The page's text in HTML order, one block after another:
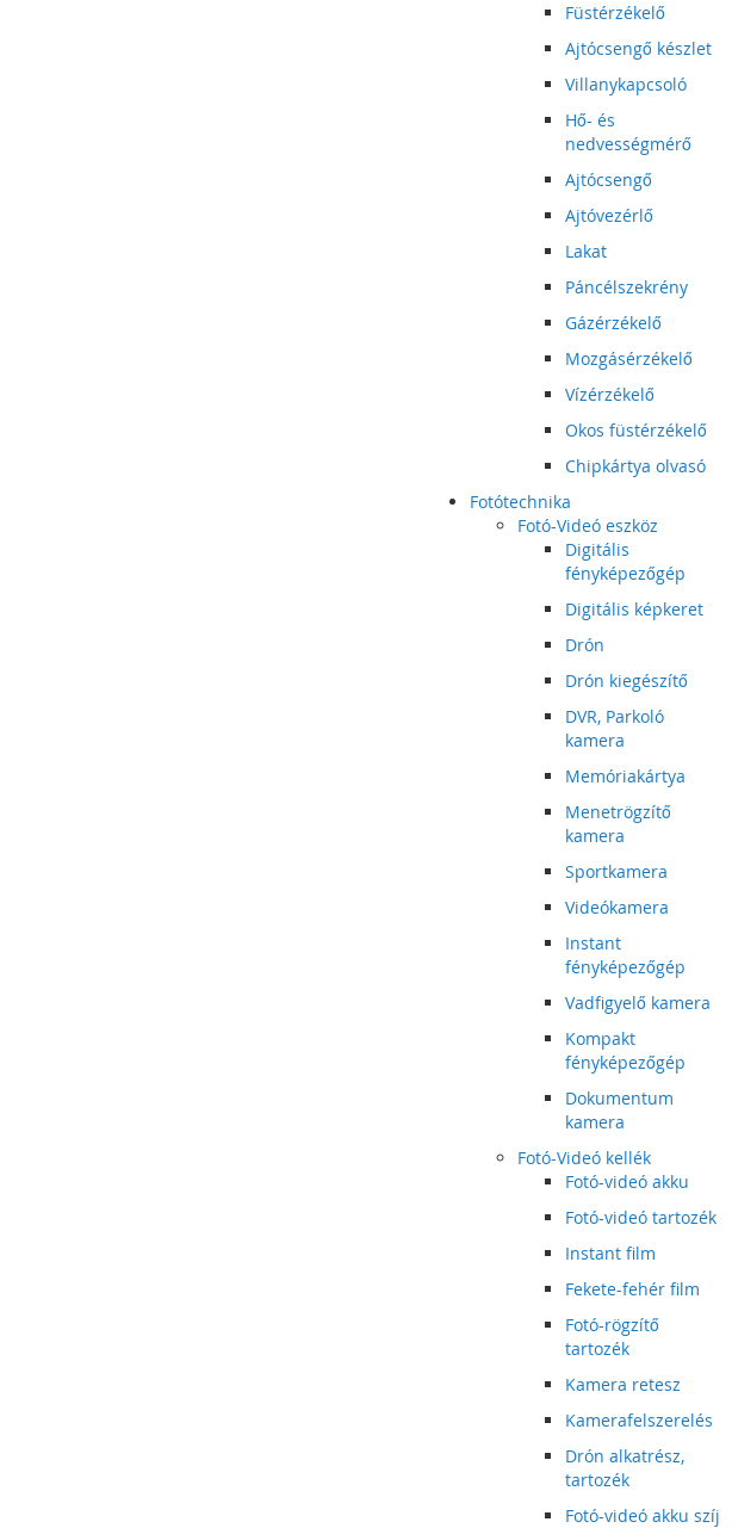
Füstérzékelő
Ajtócsengő készlet
Villanykapcsoló
Hő- és
nedvességmérő
Ajtócsengő
Ajtóvezérlő
Lakat
Páncélszekrény
Gázérzékelő
Mozgásérzékelő
Vízérzékelő
Okos füstérzékelő
Chipkártya olvasó
Fotótechnika
Fotó-Videó eszköz
Digitális
fényképezőgép
Digitális képkeret
Drón
Drón kiegészítő
DVR, Parkoló
kamera
Memóriakártya
Menetrögzítő
kamera
Sportkamera
Videókamera
Instant
fényképezőgép
Vadfigyelő kamera
Kompakt
fényképezőgép
Dokumentum
kamera
Fotó-Videó kellék
Fotó-videó akku
Fotó-videó tartozék
Instant film
Fekete-fehér film
Fotó-rögzítő
tartozék
Kamera retesz
Kamerafelszerelés
Drón alkatrész,
tartozék
Fotó-videó akku szíj